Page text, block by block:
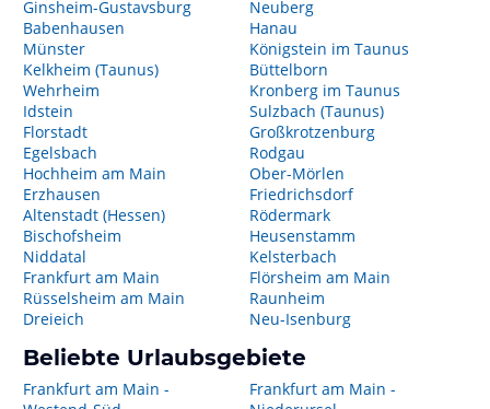
Ginsheim-Gustavsburg
Babenhausen
Münster
Kelkheim (Taunus)
Wehrheim
Idstein
Florstadt
Egelsbach
Hochheim am Main
Erzhausen
Altenstadt (Hessen)
Bischofsheim
Niddatal
Frankfurt am Main
Rüsselsheim am Main
Dreieich
Neuberg
Hanau
Königstein im Taunus
Büttelborn
Kronberg im Taunus
Sulzbach (Taunus)
Großkrotzenburg
Rodgau
Ober-Mörlen
Friedrichsdorf
Rödermark
Heusenstamm
Kelsterbach
Flörsheim am Main
Raunheim
Neu-Isenburg
Beliebte Urlaubsgebiete
Frankfurt am Main -
Frankfurt am Main -